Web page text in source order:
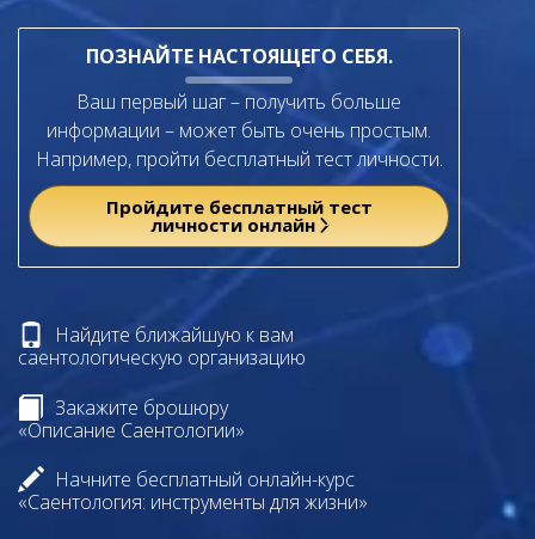
ПОЗНАЙТЕ НАСТОЯЩЕГО СЕБЯ.
Ваш первый шаг – получить больше
информации – может быть очень простым.
Например, пройти бесплатный тест личности.
Пройдите бесплатный тест
личности онлайн
Найдите ближайшую к вам
саентологическую организацию
Закажите брошюру
«Описание Саентологии»
Начните бесплатный онлайн-курс
«Саентология: инструменты для жизни»